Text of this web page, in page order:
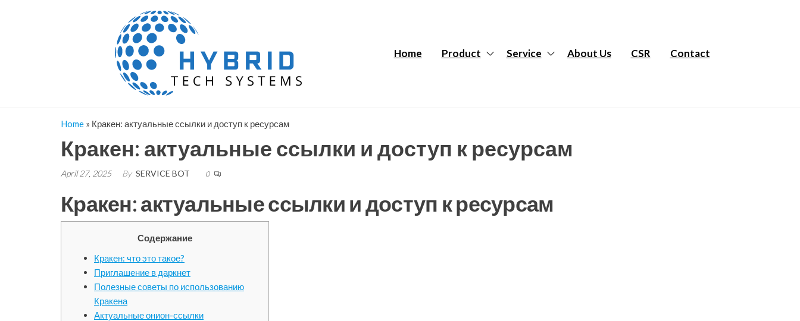
Systems
Home Product Service About Us CSR Contact
Home » Кракен: актуальные ссылки и доступ к ресурсам
Кракен: актуальные ссылки и доступ к ресурсам
April 27, 2025 By SERVICE BOT 0
Кракен: актуальные ссылки и доступ к ресурсам
Содержание
Кракен: что это такое?
Приглашение в даркнет
Полезные советы по использованию
Кракена
Актуальные онион-ссылки